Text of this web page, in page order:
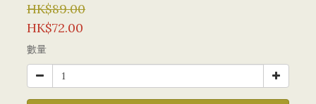
HK$89.00
HK$72.00
數量